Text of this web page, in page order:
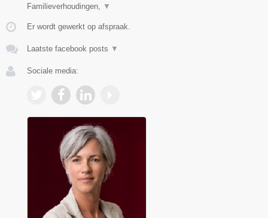
Familieverhoudingen, ▼
Er wordt gewerkt op afspraak.
Laatste facebook posts ▼
Sociale media: